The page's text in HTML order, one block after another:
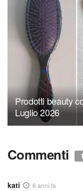
Prodotti beauty
Luglio 2026
Commenti
kati 6 anni fa